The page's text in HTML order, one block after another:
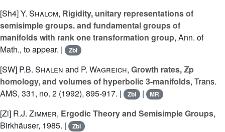
[Sh4]Y. Shalom, Rigidity, unitary representations of
semisimple groups. and fundamental groups of
manifolds with rank one transformation group, Ann. of
Math., to appear. |
Zbl
[SW] P.B. Shalen and P. Wagreich, Growth rates, ℤp
homology, and volumes of hyperbolic 3-manifolds, Trans.
AMS, 331, no. 2 (1992), 895-917. |
Zbl | MR
[Zi] R.J. Zimmer, Ergodic Theory and Semisimple Groups,
Birkhäuser, 1985. |
Zbl